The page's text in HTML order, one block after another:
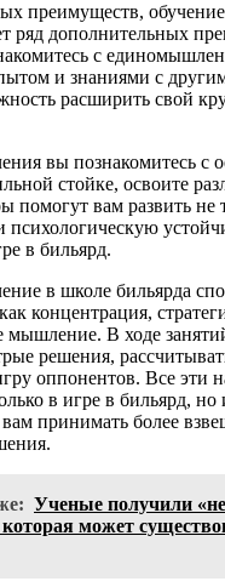
преимуществ,
ряд дополнительных
с
и знаниями с
расширить свой
вы познакомитесь с
стойке, освоите
помогут вам развить не
психологическую
в бильярд.
в школе бильярда
концентрация,
мышление. В ходе
решения,
оппонентов. Все эти
в игре в бильярд, но
принимать более
Ученые получили
может